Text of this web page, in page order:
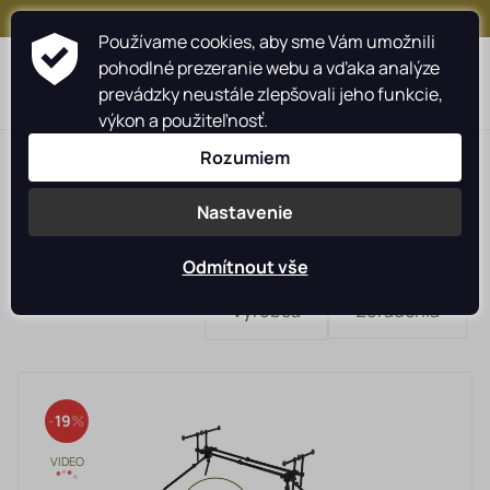
+421 917 159 547
0
Starostlivosť o úlovok
Oblečenie
GIANTS FISHING
Výrobca Zoradenia
Garbolino
GIANTS FISHING
HELL-CAT
Leeda
MAP
Plastica Panaro
PROS
19
Používame cookies, aby sme Vám umožnili
pohodlné prezeranie webu a vďaka analýze
prevádzky neustále zlepšovali jeho funkcie,
výkon a použiteľnosť.
Rozumiem
Nastavenie
Odmítnout vše